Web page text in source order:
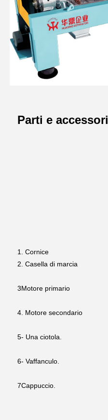
Parti e accessori
1. Cornice
2. Casella di marcia
3Motore primario
4. Motore secondario
5- Una ciotola.
6- Vaffanculo.
7Cappuccio.